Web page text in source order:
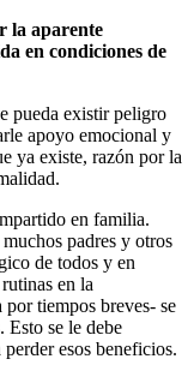
la aparente
en condiciones de
pueda existir peligro
apoyo emocional y
ya existe, razón por la
en familia.
padres y otros
de todos y en
en la
tiempos breves- se
Esto se le debe
esos beneficios.